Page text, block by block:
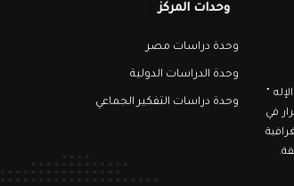
الإله ”
في
وحدات المركز
وحدة دراسات مصر
وحدة الدراسات الدولية
وحدة دراسات التفكير الجماعي